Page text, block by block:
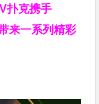
扑克携手
来一系列精彩